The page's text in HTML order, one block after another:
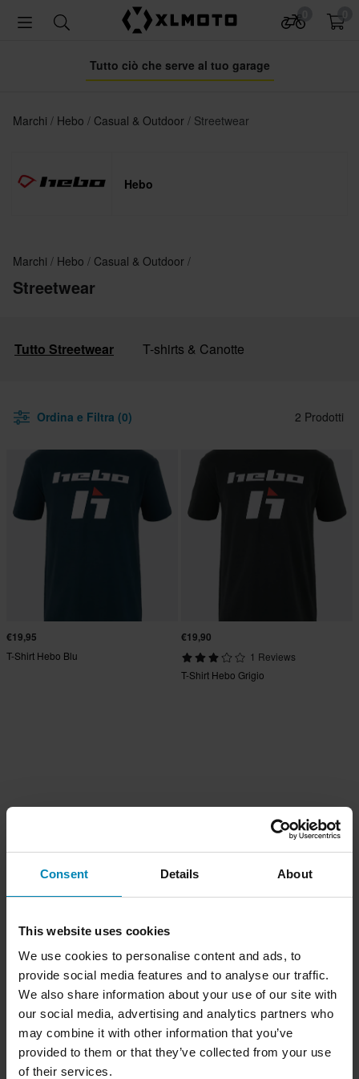
Consent Details About
This website uses cookies
We use cookies to personalise content and ads, to
provide social media features and to analyse our traffic.
We also share information about your use of our site with
our social media, advertising and analytics partners who
may combine it with other information that you’ve
provided to them or that they’ve collected from your use
of their services.
Tutto ciò che serve al tuo garage
Marchi Hebo Casual & Outdoor Streetwear
Hebo
Marchi Hebo Casual & Outdoor
Streetwear
Tutto Streetwear T-shirts & Canotte
Ordina e Filtra (0) 2 Prodotti
€19,95
T-Shirt Hebo Blu
€19,90
1 Reviews
T-Shirt Hebo Grigio